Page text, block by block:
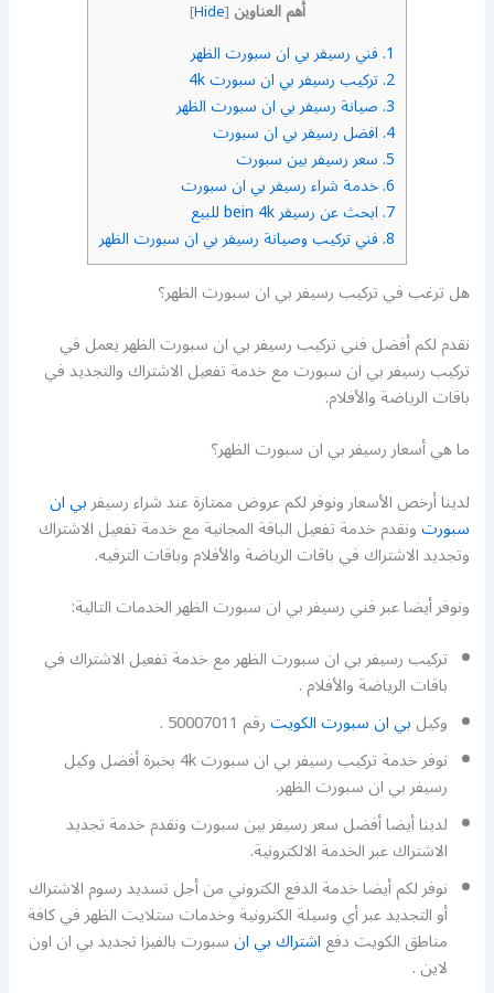
أهم العناوين [
Hide
]
1. فني رسيفر بي ان سبورت الظهر
2. تركيب رسيفر بي ان سبورت 4k
3. صيانة رسيفر بي ان سبورت الظهر
4. افضل رسيفر بي ان سبورت
5. سعر رسيفر بين سبورت
6. خدمة شراء رسيفر بي ان سبورت
7. ابحث عن رسيفر bein 4k للبيع
8. فني تركيب وصيانة رسيفر بي ان سبورت الظهر
هل ترغب في تركيب رسيفر بي ان سبورت الظهر؟
نقدم لكم أفضل فني تركيب رسيفر بي ان سبورت الظهر يعمل في
تركيب رسيفر بي ان سبورت مع خدمة تفعيل الاشتراك والتجديد في
باقات الرياضة والأفلام.
ما هي أسعار رسيفر بي ان سبورت الظهر؟
لدينا أرخص الأسعار ونوفر لكم عروض ممتازة عند شراء رسيفربي ان
سبورتونقدم خدمة تفعيل الباقة المجانية مع خدمة تفعيل الاشتراك
وتجديد الاشتراك في باقات الرياضة والأفلام وباقات الترفيه.
ونوفر أيضا عبر فني رسيفر بي ان سبورت الظهر الخدمات التالية:
تركيب رسيفر بي ان سبورت الظهر مع خدمة تفعيل الاشتراك في
باقات الرياضة والأفلام .
وكيلبي ان سبورت الكويترقم 50007011 .
نوفر خدمة تركيب رسيفر بي ان سبورت 4k بخبرة أفضل وكيل
رسيفر بي ان سبورت الظهر.
لدينا أيضا أفضل سعر رسيفر بين سبورت ونقدم خدمة تجديد
الاشتراك عبر الخدمة الالكترونية.
نوفر لكم أيضا خدمة الدفع الكتروني من أجل تسديد رسوم الاشتراك
أو التجديد عبر أي وسيلة الكترونية وخدمات ستلايت الظهر في كافة
مناطق الكويت دفعاشتراك بي انسبورت بالفيزا تجديد بي ان اون
لاين .